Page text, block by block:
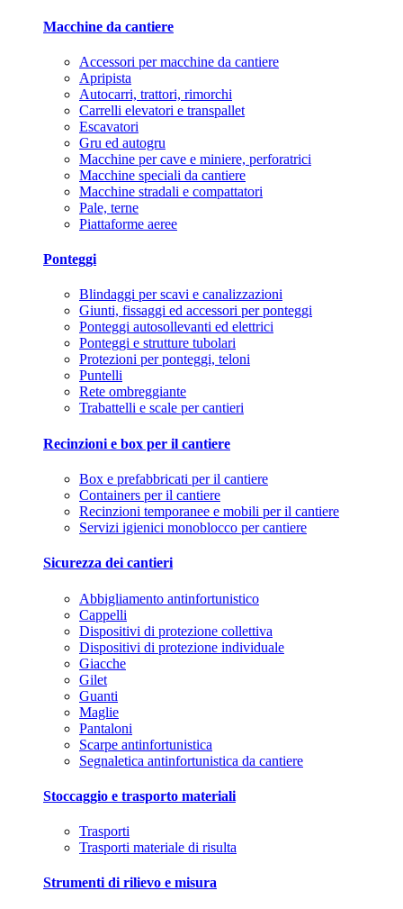
Macchine da cantiere
Accessori per macchine da cantiere
Apripista
Autocarri, trattori, rimorchi
Carrelli elevatori e transpallet
Escavatori
Gru ed autogru
Macchine per cave e miniere, perforatrici
Macchine speciali da cantiere
Macchine stradali e compattatori
Pale, terne
Piattaforme aeree
Ponteggi
Blindaggi per scavi e canalizzazioni
Giunti, fissaggi ed accessori per ponteggi
Ponteggi autosollevanti ed elettrici
Ponteggi e strutture tubolari
Protezioni per ponteggi, teloni
Puntelli
Rete ombreggiante
Trabattelli e scale per cantieri
Recinzioni e box per il cantiere
Box e prefabbricati per il cantiere
Containers per il cantiere
Recinzioni temporanee e mobili per il cantiere
Servizi igienici monoblocco per cantiere
Sicurezza dei cantieri
Abbigliamento antinfortunistico
Cappelli
Dispositivi di protezione collettiva
Dispositivi di protezione individuale
Giacche
Gilet
Guanti
Maglie
Pantaloni
Scarpe antinfortunistica
Segnaletica antinfortunistica da cantiere
Stoccaggio e trasporto materiali
Trasporti
Trasporti materiale di risulta
Strumenti di rilievo e misura